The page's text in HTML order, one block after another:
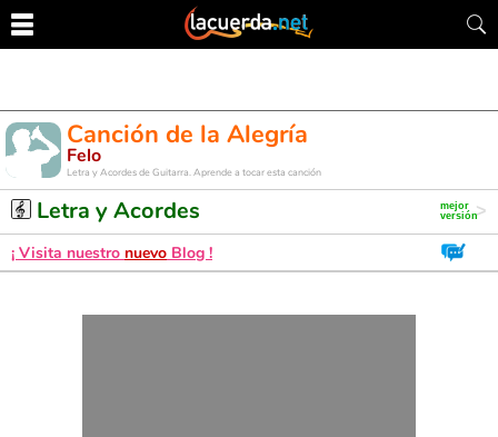
Canción de la Alegría
Felo
Letra y Acordes de Guitarra. Aprende a tocar esta canción
Letra y Acordes
¡ Visita nuestro nuevo Blog !